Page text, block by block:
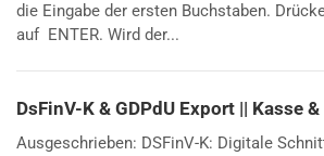
die Eingabe der ersten Buchstaben.
auf ENTER. Wird der...
DsFinV-K & GDPdU Export || Kasse
Ausgeschrieben: DSFinV-K: Digitale